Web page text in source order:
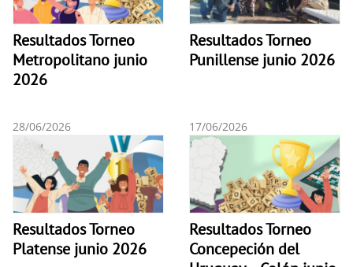
Resultados Torneo
Metropolitano junio
2026
Resultados Torneo
Punillense junio 2026
28/06/2026
Resultados Torneo
Platense junio 2026
17/06/2026
Resultados Torneo
Concepeción del